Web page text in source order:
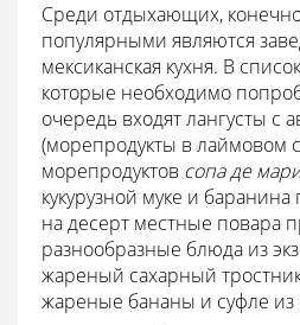
Среди отдыхающих,
популярными являются
мексиканская кухня. В
которые необходимо
очередь входят лангусты с
(морепродукты в лаймовом
морепродуктов сопа де
кукурузной муке и
на десерт местные повара
разнообразные блюда из
жареный сахарный
жареные бананы и суфле из